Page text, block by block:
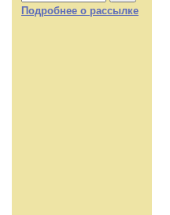
Подробнее о рассылке